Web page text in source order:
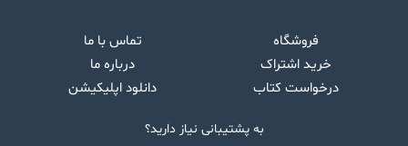
فروشگاه
خرید اشتراک
درخواست کتاب
تماس با ما
درباره ما
دانلود اپلیکیشن
به پشتیبانی نیاز دارید؟